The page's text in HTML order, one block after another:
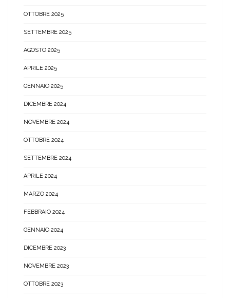
OTTOBRE 2025
SETTEMBRE 2025
AGOSTO 2025
APRILE 2025
GENNAIO 2025
DICEMBRE 2024
NOVEMBRE 2024
OTTOBRE 2024
SETTEMBRE 2024
APRILE 2024
MARZO 2024
FEBBRAIO 2024
GENNAIO 2024
DICEMBRE 2023
NOVEMBRE 2023
OTTOBRE 2023